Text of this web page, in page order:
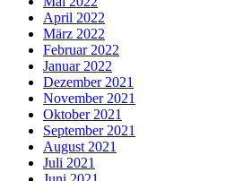
April 2022
März 2022
Februar 2022
Januar 2022
Dezember 2021
November 2021
Oktober 2021
September 2021
August 2021
Juli 2021